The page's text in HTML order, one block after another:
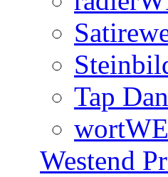
Tap
Westend